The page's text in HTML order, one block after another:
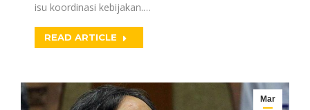
isu koordinasi kebijakan.…
READ ARTICLE
Mar